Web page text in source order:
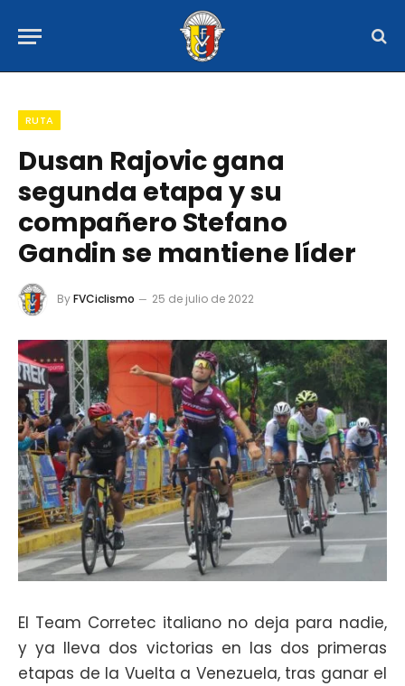
RUTA
Dusan Rajovic gana
segunda etapa y su
compañero Stefano
Gandin se mantiene líder
ByFVCiclismo 25 de julio de 2022
El Team Corretec italiano no deja para nadie,
y ya lleva dos victorias en las dos primeras
etapas de la Vuelta a Venezuela, tras ganar el